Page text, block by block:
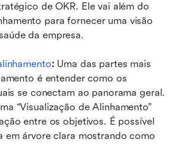
de OKR. Ele vai além do
para fornecer uma visão
da empresa.
: Uma das partes mais
é entender como os
se conectam ao panorama geral.
“Visualização de Alinhamento”
entre os objetivos. É possível
em árvore clara mostrando como